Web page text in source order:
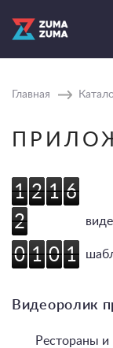
Главная
1
1 2
2 1
1 6
6
2
2
0
0 1
1 0
0 1
1
Видеоролик
Рестораны